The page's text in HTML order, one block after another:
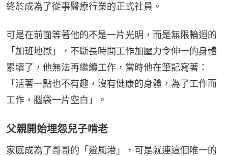
終於成為了從事醫療行業的正式社員。
可是在前面等著他的不是一片光明，而是無限輪迴的
「加班地獄」，不斷長時間工作加壓力令伸一的身體
累壞了，他無法再繼續工作，當時他在筆記寫著：
「活著一點也不有趣，沒有健康的身體，為了工作而
工作，腦袋一片空白」。
父親開始埋怨兒子啃老
家庭成為了哥哥的「避風港」，可是就連這個唯一的